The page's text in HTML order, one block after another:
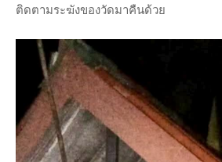
ติดตามระฆังของวัดมาคืนด้วย